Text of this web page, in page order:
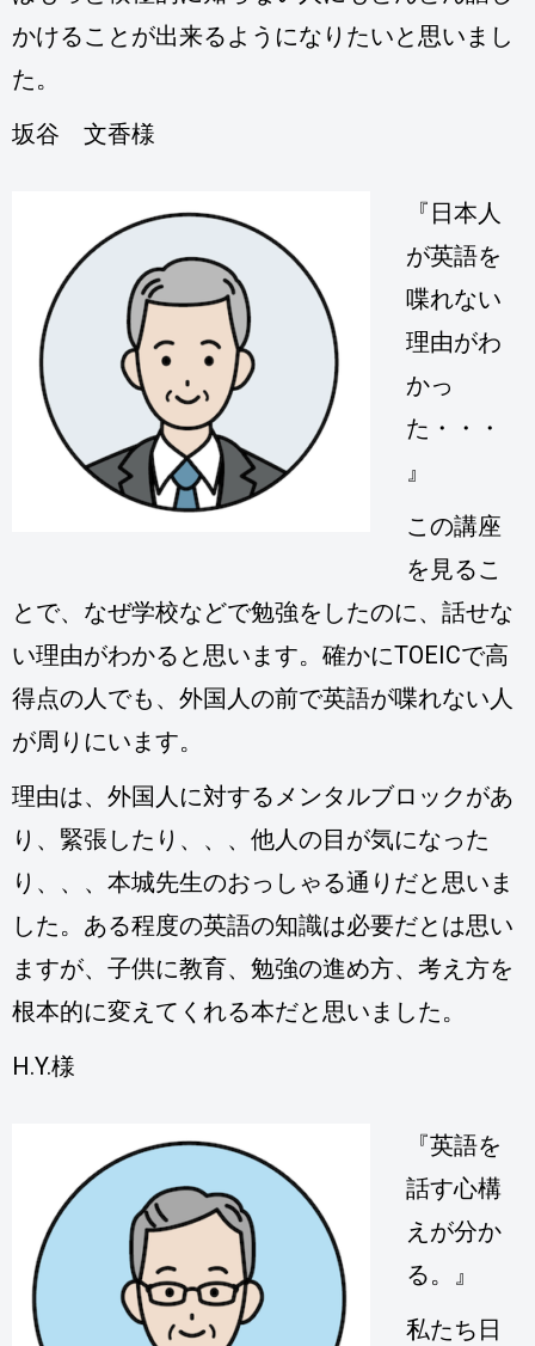
かけることが出来るようになりたいと思いまし
た。
坂谷 文香様
『日本人
が英語を
喋れない
理由がわ
かっ
た・・・
』
この講座
を見るこ
とで、なぜ学校などで勉強をしたのに、話せな
い理由がわかると思います。確かにTOEICで高
得点の人でも、外国人の前で英語が喋れない人
が周りにいます。
理由は、外国人に対するメンタルブロックがあ
り、緊張したり、、、他人の目が気になった
り、、、本城先生のおっしゃる通りだと思いま
した。ある程度の英語の知識は必要だとは思い
ますが、子供に教育、勉強の進め方、考え方を
根本的に変えてくれる本だと思いました。
H.Y.様
『英語を
話す心構
えが分か
る。』
私たち日